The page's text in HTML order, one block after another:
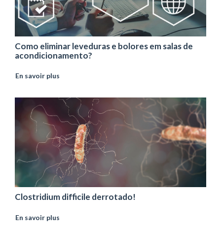
Como eliminar leveduras e bolores em salas de
acondicionamento?
En savoir plus
Clostridium difficile derrotado!
En savoir plus